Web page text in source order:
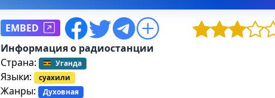
EMBED
Информация о радиостанции
Страна:
Уганда
Языки: суахили
Жанры: Духовная